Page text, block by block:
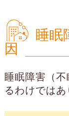
睡眠
因
睡眠障害（
るわけではあ